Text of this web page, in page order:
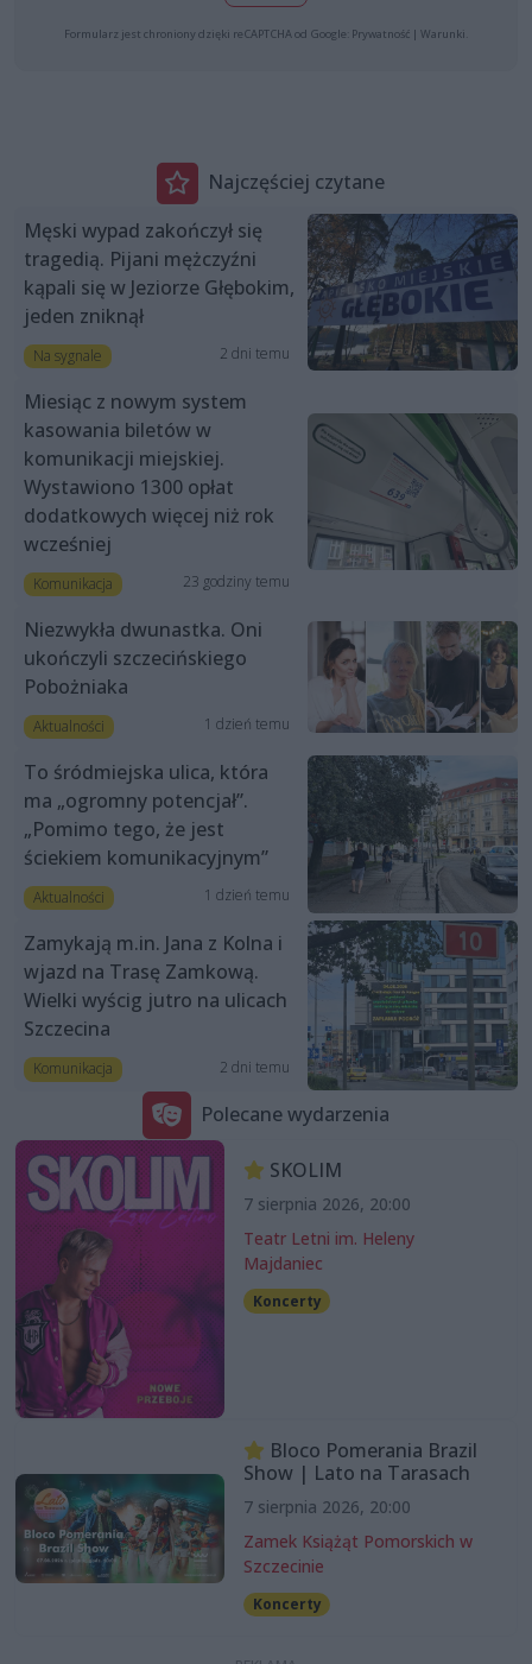
Formularz jest chroniony dzięki reCAPTCHA od Google: Prywatność | Warunki
Najczęściej czytane
Męski wypad zakończył się
tragedią. Pijani mężczyźni
kąpali się w Jeziorze Głębokim,
jeden zniknął
Na sygnale 2 dni temu
Miesiąc z nowym system
kasowania biletów w
komunikacji miejskiej.
Wystawiono 1300 opłat
dodatkowych więcej niż rok
wcześniej
Komunikacja 23 godziny temu
Niezwykła dwunastka. Oni
ukończyli szczecińskiego
Pobożniaka
Aktualności 1 dzień temu
To śródmiejska ulica, która
ma „ogromny potencjał”.
„Pomimo tego, że jest
ściekiem komunikacyjnym”
Aktualności 1 dzień temu
Zamykają m.in. Jana z Kolna i
wjazd na Trasę Zamkową.
Wielki wyścig jutro na ulicach
Szczecina
Komunikacja 2 dni temu
Polecane wydarzenia
SKOLIM
7 sierpnia 2026, 20:00
Teatr Letni im. Heleny
Majdaniec
Koncerty
Bloco Pomerania Brazil
Show | Lato na Tarasach
7 sierpnia 2026, 20:00
Zamek Książąt Pomorskich w
Szczecinie
Koncerty